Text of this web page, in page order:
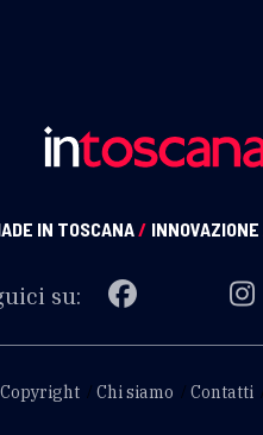
IN TOSCANA / INNOVAZIONE
su:
Copyright Chi siamo Contatti